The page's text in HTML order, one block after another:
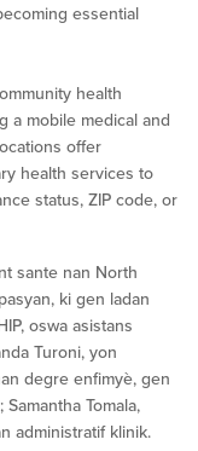
essential
health
a mobile medical and
offer
health services to
status, ZIP code, or
sante nan North
ki gen ladan
oswa asistans
Turoni, yon
degre enfimyè, gen
Tomala,
administratif klinik.